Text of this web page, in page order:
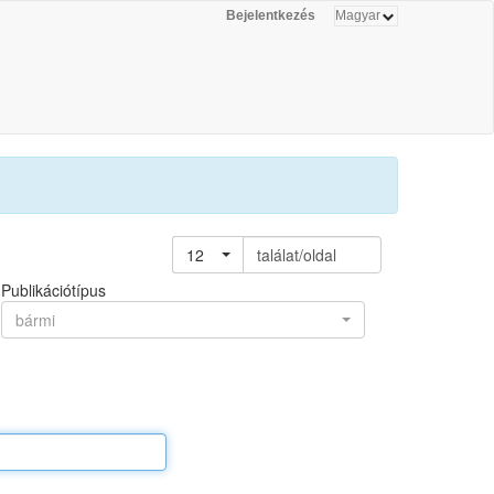
Bejelentkezés
12
találat/oldal
Publikációtípus
bármi